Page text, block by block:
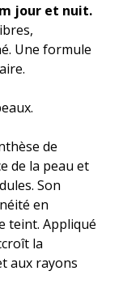
jour et nuit.
Une formule
de
de la peau et
Son
en
teint. Appliqué
la
aux rayons